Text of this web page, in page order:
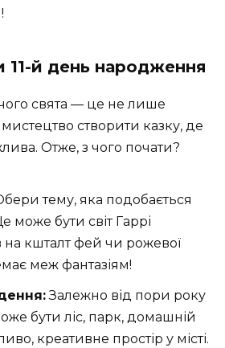
11-й день народження
свята — це не лише
створити казку, де
Отже, з чого почати?
тему, яка подобається
може бути світ Гаррі
на кшталт фей чи рожевої
меж фантазіям!
Залежно від пори року
бути ліс, парк, домашній
креативне простір у місті.